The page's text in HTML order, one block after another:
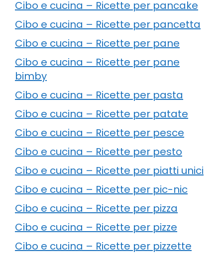
Cibo e cucina – Ricette per pancake
Cibo e cucina – Ricette per pancetta
Cibo e cucina – Ricette per pane
Cibo e cucina – Ricette per pane
bimby
Cibo e cucina – Ricette per pasta
Cibo e cucina – Ricette per patate
Cibo e cucina – Ricette per pesce
Cibo e cucina – Ricette per pesto
Cibo e cucina – Ricette per piatti unici
Cibo e cucina – Ricette per pic-nic
Cibo e cucina – Ricette per pizza
Cibo e cucina – Ricette per pizze
Cibo e cucina – Ricette per pizzette